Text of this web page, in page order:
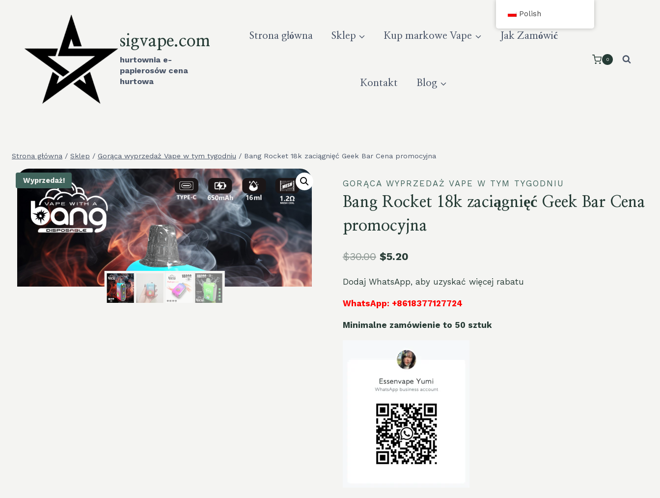
sigvape.com
hurtownia e-
papierosów cena
hurtowa
Strona główna Sklep Kup markowe Vape Jak Zamówić
Kontakt Blog
0
Strona główna / Sklep / Gorąca wyprzedaż Vape w tym tygodniu / Bang Rocket 18k zaciągnięć Geek Bar Cena promocyjna
Wyprzedaż! GORĄCA WYPRZEDAŻ VAPE W TYM TYGODNIU
Bang Rocket 18k zaciągnięć Geek Bar Cena
promocyjna
$30.00 $5.20
Dodaj WhatsApp, aby uzyskać więcej rabatu
WhatsApp: +8618377127724
Minimalne zamówienie to 50 sztuk
Polish